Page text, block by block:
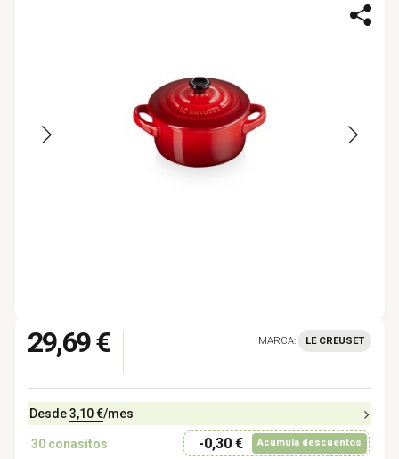
29,69 € MARCA: LE CREUSET
Desde3,10 €/mes
30 conasitos -0,30 € Acumula descuentos